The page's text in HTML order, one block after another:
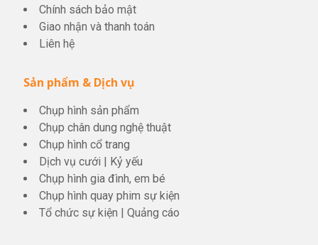
Chính sách bảo mật
Giao nhận và thanh toán
Liên hệ
Sản phẩm & Dịch vụ
Chụp hình sản phẩm
Chụp chân dung nghệ thuật
Chụp hình cổ trang
Dịch vụ cưới | Kỷ yếu
Chụp hình gia đình, em bé
Chụp hình quay phim sự kiện
Tổ chức sự kiện | Quảng cáo